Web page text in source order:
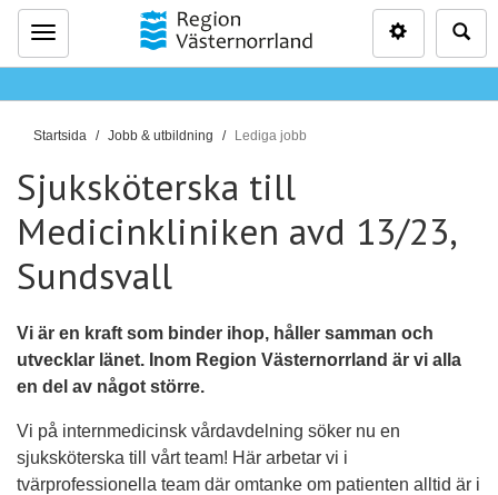
Meny
D
ä
r
h
ä
r
Startsida Jobb & utbildning Lediga jobb
Sjuksköterska till
Medicinkliniken avd 13/23,
Sundsvall
Vi är en kraft som binder ihop, håller samman och
utvecklar länet. Inom Region Västernorrland är vi alla
en del av något större.
Vi på internmedicinsk vårdavdelning söker nu en
sjuksköterska till vårt team! Här arbetar vi i
tvärprofessionella team där omtanke om patienten alltid är i